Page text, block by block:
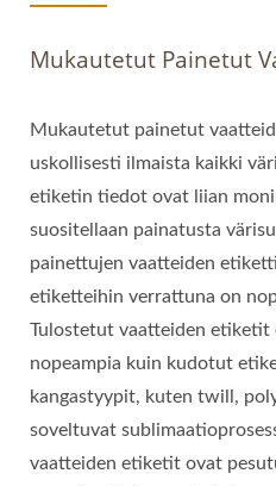
Mukautetut Painetut
Mukautetut painetut
uskollisesti ilmaista kaikki
etiketin tiedot ovat liian
suositellaan painatusta
painettujen vaatteiden
etiketteihin verrattuna on
Tulostetut vaatteiden etiketit
nopeampia kuin kudotut
kangastyypit, kuten twill,
soveltuvat
vaatteiden etiketit ovat